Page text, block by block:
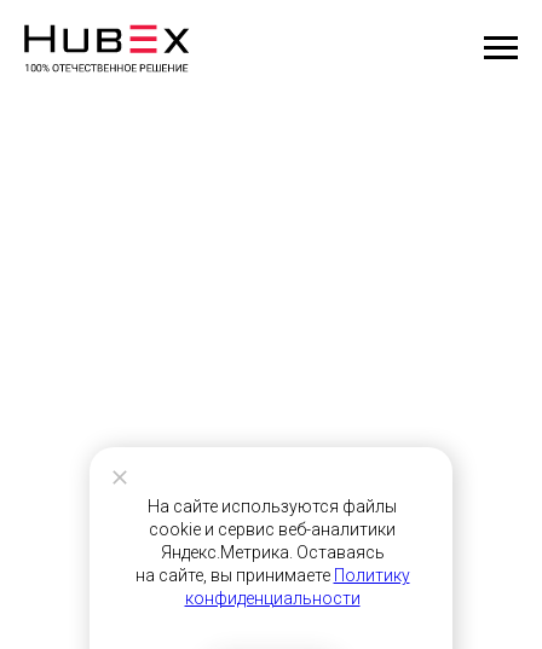
На сайте используются файлы
cookie и сервис веб-аналитики
Яндекс.Метрика. Оставаясь
на сайте, вы принимаете Политику
конфиденциальности